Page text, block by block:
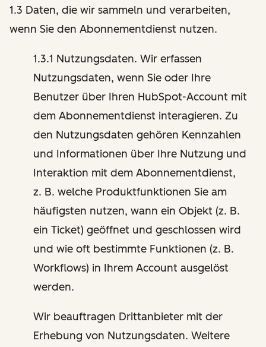
1.3 Daten, die wir sammeln und verarbeiten,
wenn Sie den Abonnementdienst nutzen.
1.3.1 Nutzungsdaten. Wir erfassen
Nutzungsdaten, wenn Sie oder Ihre
Benutzer über Ihren HubSpot-Account mit
dem Abonnementdienst interagieren. Zu
den Nutzungsdaten gehören Kennzahlen
und Informationen über Ihre Nutzung und
Interaktion mit dem Abonnementdienst,
z. B. welche Produktfunktionen Sie am
häufigsten nutzen, wann ein Objekt (z. B.
ein Ticket) geöffnet und geschlossen wird
und wie oft bestimmte Funktionen (z. B.
Workflows) in Ihrem Account ausgelöst
werden.
Wir beauftragen Drittanbieter mit der
Erhebung von Nutzungsdaten. Weitere